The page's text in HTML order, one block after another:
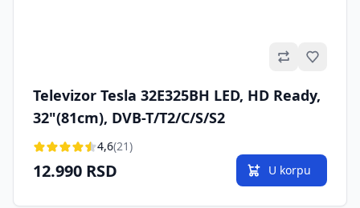
Televizor Tesla 32E325BH LED, HD Ready,
32"(81cm), DVB-T/T2/C/S/S2
4,6(21)
12.990 RSD U korpu